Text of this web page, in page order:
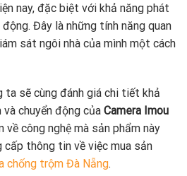
nay, đặc biệt với khả năng phát
động. Đây là những tính năng quan
sát ngôi nhà của mình một cách
ta sẽ cùng đánh giá chi tiết khả
chuyển động của Camera Imou
về công nghệ mà sản phẩm này
cấp thông tin về việc mua sản
chống trộm Đà Nẵng.